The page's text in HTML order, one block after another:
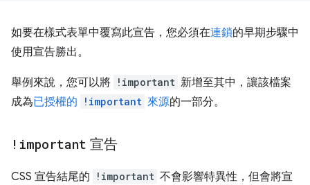
如要在樣式表單中覆寫此宣告，您必須在連鎖的早期步驟中
使用宣告勝出。
舉例來說，您可以將 !important 新增至其中，讓該檔案
成為已授權的 !important 來源的一部分。
!important 宣告
CSS 宣告結尾的 !important 不會影響特異性，但會將宣